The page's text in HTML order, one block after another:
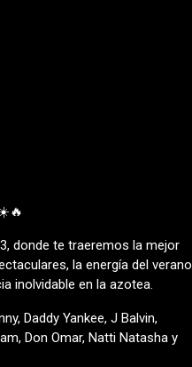
donde te traeremos la mejor
la energía del verano
inolvidable en la azotea.
Daddy Yankee, J Balvin,
Don Omar, Natti Natasha y